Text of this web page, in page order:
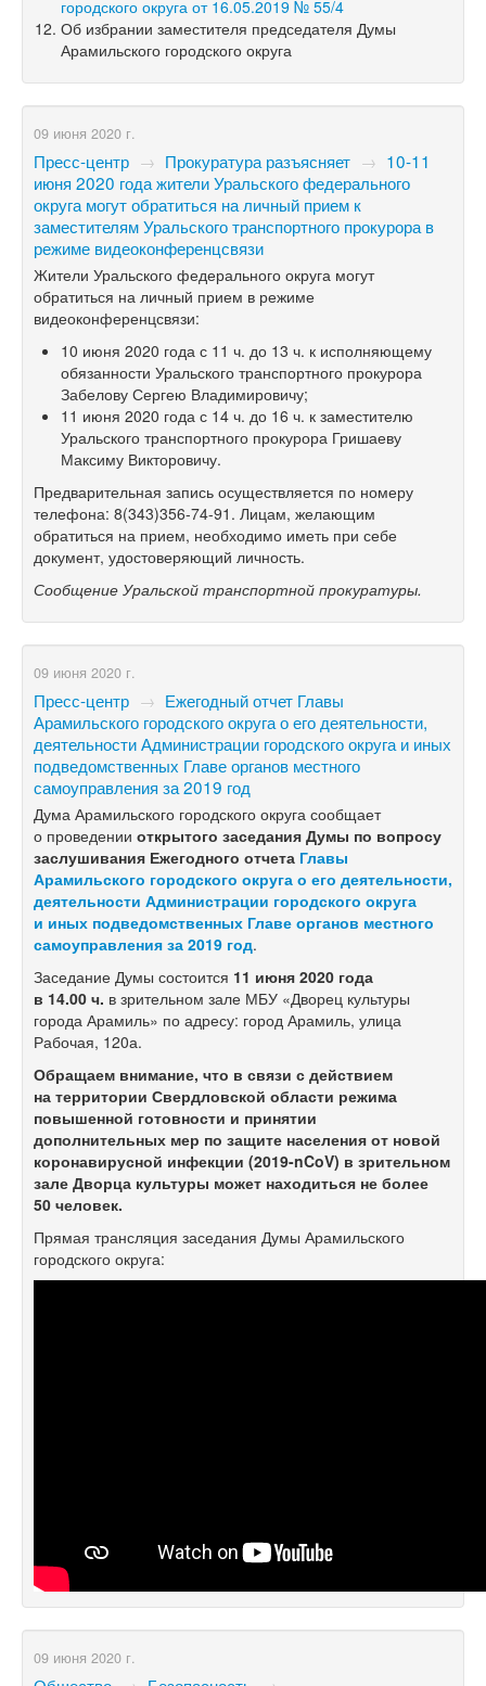
городского округа от 16.05.2019 № 55/4
Об избрании заместителя председателя Думы
Арамильского городского округа
09 июня 2020 г.
Пресс-центр → Прокуратура разъясняет → 10-11
июня 2020 года жители Уральского федерального
округа могут обратиться на личный прием к
заместителям Уральского транспортного прокурора в
режиме видеоконференцсвязи
Жители Уральского федерального округа могут
обратиться на личный прием в режиме
видеоконференцсвязи:
10 июня 2020 года с 11 ч. до 13 ч. к исполняющему
обязанности Уральского транспортного прокурора
Забелову Сергею Владимировичу;
11 июня 2020 года с 14 ч. до 16 ч. к заместителю
Уральского транспортного прокурора Гришаеву
Максиму Викторовичу.
Предварительная запись осуществляется по номеру
телефона: 8(343)356-74-91. Лицам, желающим
обратиться на прием, необходимо иметь при себе
документ, удостоверяющий личность.
Сообщение Уральской транспортной прокуратуры.
09 июня 2020 г.
Пресс-центр → Ежегодный отчет Главы
Арамильского городского округа о его деятельности,
деятельности Администрации городского округа и иных
подведомственных Главе органов местного
самоуправления за 2019 год
Дума Арамильского городского округа сообщает
о проведении открытого заседания Думы по вопросу
заслушивания Ежегодного отчета Главы
Арамильского городского округа о его деятельности,
деятельности Администрации городского округа
и иных подведомственных Главе органов местного
самоуправления за 2019 год.
Заседание Думы состоится 11 июня 2020 года
в 14.00 ч. в зрительном зале МБУ «Дворец культуры
города Арамиль» по адресу: город Арамиль, улица
Рабочая, 120а.
Обращаем внимание, что в связи с действием
на территории Свердловской области режима
повышенной готовности и принятии
дополнительных мер по защите населения от новой
коронавирусной инфекции (2019-nCoV) в зрительном
зале Дворца культуры может находиться не более
50 человек.
Прямая трансляция заседания Думы Арамильского
городского округа:
09 июня 2020 г.